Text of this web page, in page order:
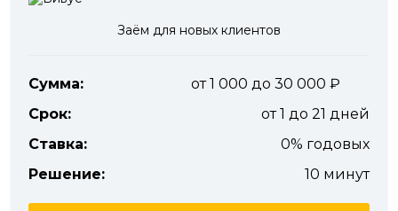
Заём для новых клиентов
Сумма:
от 1 000 до 30 000
Срок:
от 1 до 21 дней
Ставка:
0% годовых
Решение:
10 минут